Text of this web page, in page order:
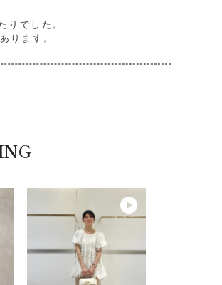
りでした。
ります。